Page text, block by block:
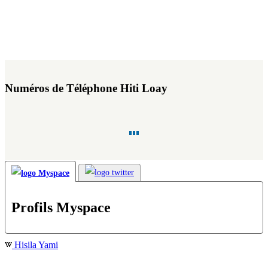
Numéros de Téléphone Hiti Loay
Profils Myspace
Hisila Yami